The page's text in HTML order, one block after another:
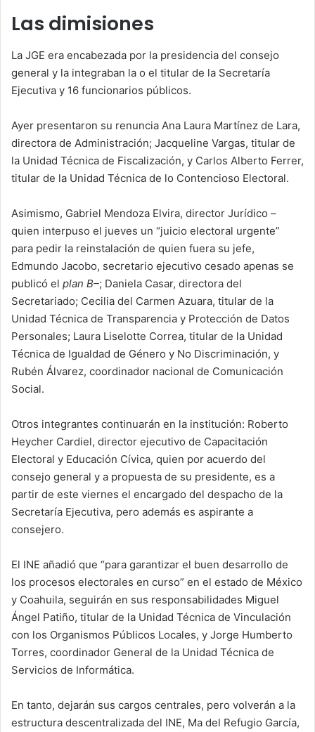
Las dimisiones
La JGE era encabezada por la presidencia del consejo
general y la integraban la o el titular de la Secretaría
Ejecutiva y 16 funcionarios públicos.
Ayer presentaron su renuncia Ana Laura Martínez de Lara,
directora de Administración; Jacqueline Vargas, titular de
la Unidad Técnica de Fiscalización, y Carlos Alberto Ferrer,
titular de la Unidad Técnica de lo Contencioso Electoral.
Asimismo, Gabriel Mendoza Elvira, director Jurídico –
quien interpuso el jueves un “juicio electoral urgente”
para pedir la reinstalación de quien fuera su jefe,
Edmundo Jacobo, secretario ejecutivo cesado apenas se
publicó el plan B–; Daniela Casar, directora del
Secretariado; Cecilia del Carmen Azuara, titular de la
Unidad Técnica de Transparencia y Protección de Datos
Personales; Laura Liselotte Correa, titular de la Unidad
Técnica de Igualdad de Género y No Discriminación, y
Rubén Álvarez, coordinador nacional de Comunicación
Social.
Otros integrantes continuarán en la institución: Roberto
Heycher Cardiel, director ejecutivo de Capacitación
Electoral y Educación Cívica, quien por acuerdo del
consejo general y a propuesta de su presidente, es a
partir de este viernes el encargado del despacho de la
Secretaría Ejecutiva, pero además es aspirante a
consejero.
El INE añadió que “para garantizar el buen desarrollo de
los procesos electorales en curso” en el estado de México
y Coahuila, seguirán en sus responsabilidades Miguel
Ángel Patiño, titular de la Unidad Técnica de Vinculación
con los Organismos Públicos Locales, y Jorge Humberto
Torres, coordinador General de la Unidad Técnica de
Servicios de Informática.
En tanto, dejarán sus cargos centrales, pero volverán a la
estructura descentralizada del INE, Ma del Refugio García,